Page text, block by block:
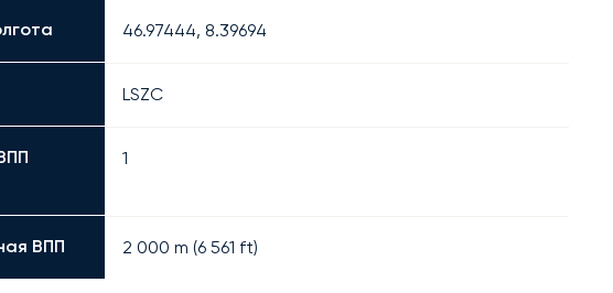
46.97444, 8.39694
LSZC
1
ВПП 2 000 m (6 561 ft)